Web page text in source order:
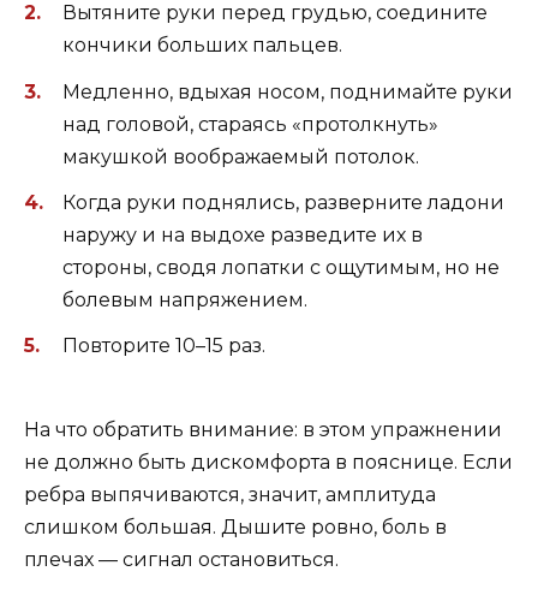
Вытяните руки перед грудью, соедините
кончики больших пальцев.
Медленно, вдыхая носом, поднимайте руки
над головой, стараясь «протолкнуть»
макушкой воображаемый потолок.
Когда руки поднялись, разверните ладони
наружу и на выдохе разведите их в
стороны, сводя лопатки с ощутимым, но не
болевым напряжением.
Повторите 10–15 раз.
На что обратить внимание: в этом упражнении
не должно быть дискомфорта в пояснице. Если
ребра выпячиваются, значит, амплитуда
слишком большая. Дышите ровно, боль в
плечах — сигнал остановиться.